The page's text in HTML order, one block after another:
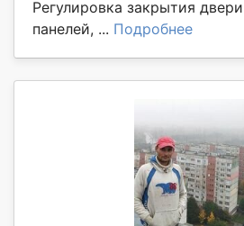
Регулировка закрытия
панелей, ... Подробнее